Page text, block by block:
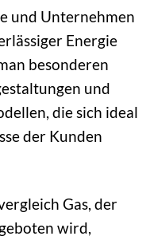
und Unternehmen
Energie
besonderen
und
die sich ideal
der Kunden
Gas, der
wird,